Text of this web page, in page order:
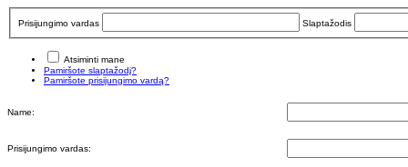
Prisijungimo vardas Slaptažodis
Atsiminti mane
Pamiršote slaptažodį?
Pamiršote prisijungimo vardą?
Name:
Prisijungimo vardas: